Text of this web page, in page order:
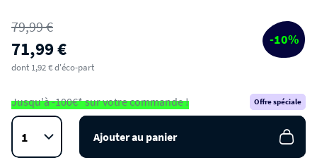
BRANO
Lot de 2 fauteuils de jardin en résine
79,99 €
71,99 € -10%
dont 1,92 € d'éco-part
Jusqu'à -100€* sur votre commande ! Offre spéciale
Ajouter au panier